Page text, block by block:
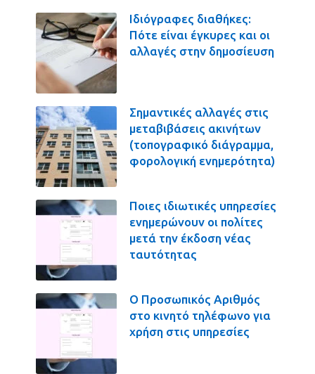
Ιδιόγραφες διαθήκες:
Πότε είναι έγκυρες και οι
αλλαγές στην δημοσίευση
Σημαντικές αλλαγές στις
μεταβιβάσεις ακινήτων
(τοπογραφικό διάγραμμα,
φορολογική ενημερότητα)
Ποιες ιδιωτικές υπηρεσίες
ενημερώνουν οι πολίτες
μετά την έκδοση νέας
ταυτότητας
Ο Προσωπικός Αριθμός
στο κινητό τηλέφωνο για
χρήση στις υπηρεσίες